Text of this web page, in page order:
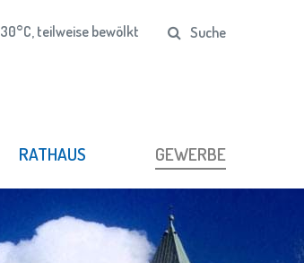
30°C, teilweise bewölkt Suche
RATHAUS GEWERBE